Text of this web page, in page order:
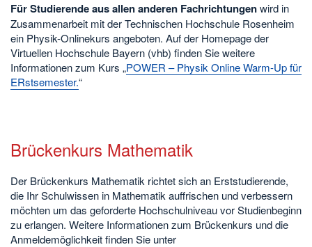
Für Studierende aus allen anderen Fachrichtungenwird in
Zusammenarbeit mit der Technischen Hochschule Rosenheim
ein Physik-Onlinekurs angeboten. Auf der Homepage der
Virtuellen Hochschule Bayern (vhb) finden Sie weitere
Informationen zum Kurs „POWER – Physik Online Warm-Up für
ERstsemester.“
Brückenkurs Mathematik
Der Brückenkurs Mathematik richtet sich an Erststudierende,
die Ihr Schulwissen in Mathematik auffrischen und verbessern
möchten um das geforderte Hochschulniveau vor Studienbeginn
zu erlangen. Weitere Informationen zum Brückenkurs und die
Anmeldemöglichkeit finden Sie unter